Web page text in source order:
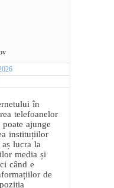
în
telefoanelor
ajunge
instituțiilor
lucra la
media și
când e
de